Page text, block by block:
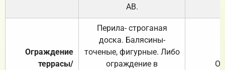
АВ.
Ограждение
террасы/
Перила- строганая
доска. Балясины-
точеные, фигурные. Либо
ограждение в